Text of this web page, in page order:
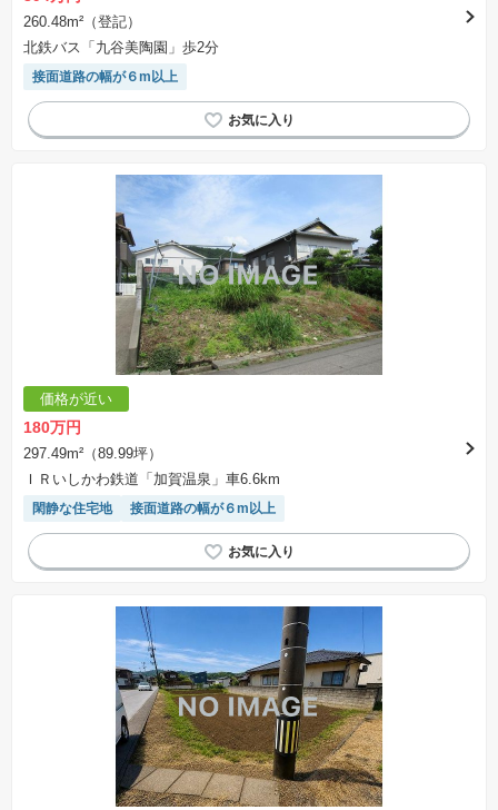
260.48m²（登記）
北鉄バス「九谷美陶園」歩2分
接面道路の幅が６m以上
価格が近い
180万円
297.49m²（89.99坪）
ＩＲいしかわ鉄道「加賀温泉」車6.6km
閑静な住宅地 接面道路の幅が６m以上